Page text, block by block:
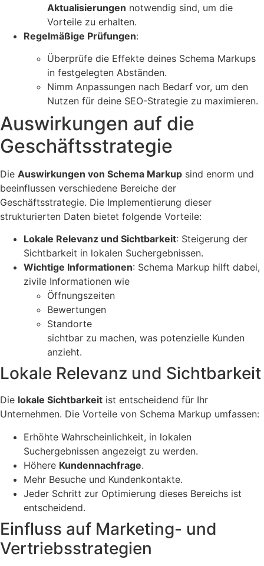
Aktualisierungen notwendig sind, um die
Vorteile zu erhalten.
Regelmäßige Prüfungen:
Überprüfe die Effekte deines Schema Markups
in festgelegten Abständen.
Nimm Anpassungen nach Bedarf vor, um den
Nutzen für deine SEO-Strategie zu maximieren.
Auswirkungen auf die
Geschäftsstrategie
Die Auswirkungen von Schema Markup sind enorm und
beeinflussen verschiedene Bereiche der
Geschäftsstrategie. Die Implementierung dieser
strukturierten Daten bietet folgende Vorteile:
Lokale Relevanz und Sichtbarkeit: Steigerung der
Sichtbarkeit in lokalen Suchergebnissen.
Wichtige Informationen: Schema Markup hilft dabei,
zivile Informationen wie
Öffnungszeiten
Bewertungen
Standorte
sichtbar zu machen, was potenzielle Kunden
anzieht.
Lokale Relevanz und Sichtbarkeit
Die lokale Sichtbarkeit ist entscheidend für Ihr
Unternehmen. Die Vorteile von Schema Markup umfassen:
Erhöhte Wahrscheinlichkeit, in lokalen
Suchergebnissen angezeigt zu werden.
Höhere Kundennachfrage.
Mehr Besuche und Kundenkontakte.
Jeder Schritt zur Optimierung dieses Bereichs ist
entscheidend.
Einfluss auf Marketing- und
Vertriebsstrategien